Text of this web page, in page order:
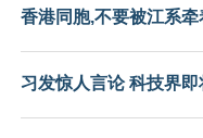
香港同胞,不要被江系牵
习发惊人言论 科技界